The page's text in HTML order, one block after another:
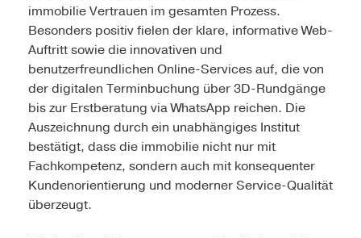
immobilie Vertrauen im gesamten Prozess.
Besonders positiv fielen der klare, informative Web-
Auftritt sowie die innovativen und
benutzerfreundlichen Online-Services auf, die von
der digitalen Terminbuchung über 3D-Rundgänge
bis zur Erstberatung via WhatsApp reichen. Die
Auszeichnung durch ein unabhängiges Institut
bestätigt, dass die immobilie nicht nur mit
Fachkompetenz, sondern auch mit konsequenter
Kundenorientierung und moderner Service-Qualität
überzeugt.